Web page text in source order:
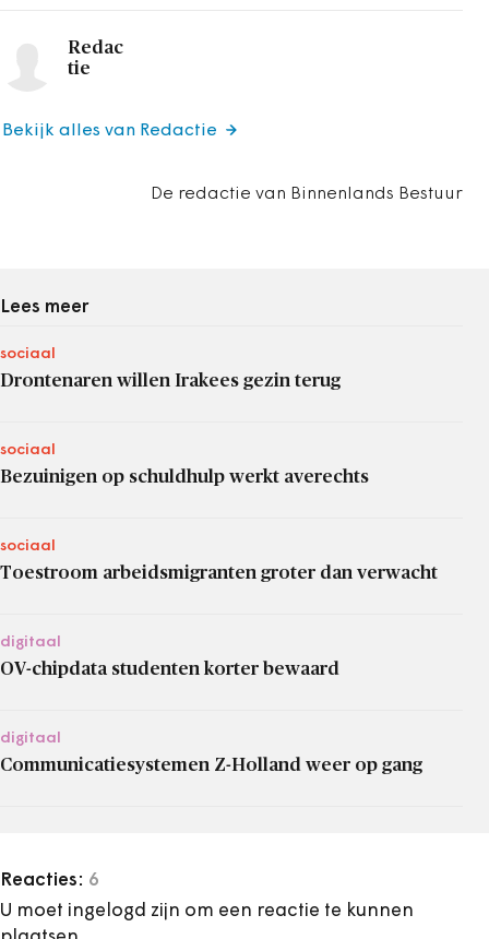
Redac
tie
De redactie van Binnenlands Bestuur
Bekijk alles van Redactie
Lees meer
sociaal
Drontenaren willen Irakees gezin terug
sociaal
Bezuinigen op schuldhulp werkt averechts
sociaal
Toestroom arbeidsmigranten groter dan verwacht
digitaal
OV-chipdata studenten korter bewaard
digitaal
Communicatiesystemen Z-Holland weer op gang
Reacties: 6
U moet ingelogd zijn om een reactie te kunnen